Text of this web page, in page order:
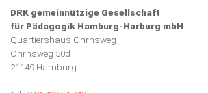
DRK gemeinnützige Gesellschaft
für Pädagogik Hamburg-Harburg mbH
Quartiershaus Ohrnsweg
Ohrnsweg 50d
21149 Hamburg